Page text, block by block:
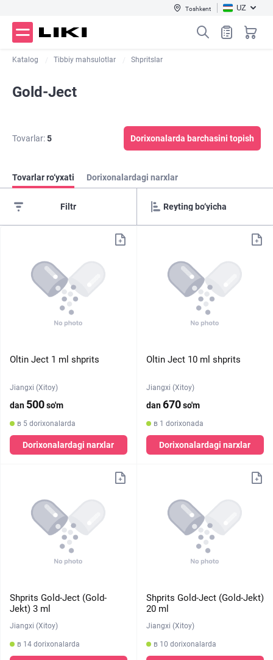
Toshkent UZ
Katalog Tibbiy mahsulotlar Shpritslar
Gold-Ject
Tovarlar:5 Dorixonalarda barchasini topish
Tovarlar ro‘yxati Dorixonalardagi narxlar
Filtr
Oltin Ject 1 ml shprits
Jiangxi (Xitoy)
dan 500so'm
в 5 dorixonalarda
Dorixonalardagi narxlar
Oltin Ject 10 ml shprits
Jiangxi (Xitoy)
dan670so'm
в 1 dorixonada
Dorixonalardagi narxlar
Shprits Gold-Ject (Gold-
Jekt) 3 ml
Jiangxi (Xitoy)
в 14 dorixonalarda
Shprits Gold-Ject (Gold-Jekt)
20 ml
Jiangxi (Xitoy)
в 10 dorixonalarda